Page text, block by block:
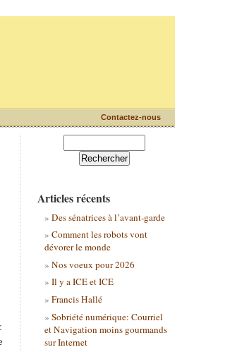
Contactez-nous
:
Articles récents
Des sénatrices à l’avant-garde
Comment les robots vont
dévorer le monde
Nos voeux pour 2026
Il y a ICE et ICE
Francis Hallé
Sobriété numérique: Courriel
et Navigation moins gourmands
sur Internet